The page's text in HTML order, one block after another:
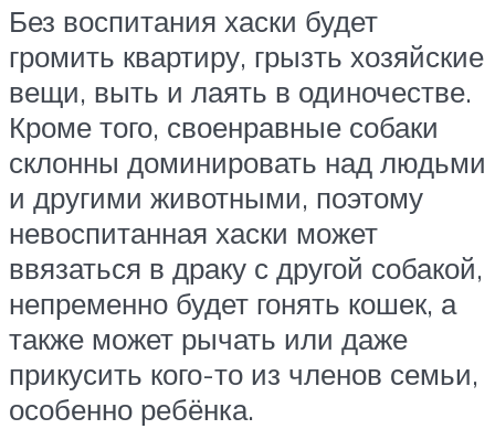
Без воспитания хаски будет
громить квартиру, грызть хозяйские
вещи, выть и лаять в одиночестве.
Кроме того, своенравные собаки
склонны доминировать над людьми
и другими животными, поэтому
невоспитанная хаски может
ввязаться в драку с другой собакой,
непременно будет гонять кошек, а
также может рычать или даже
прикусить кого-то из членов семьи,
особенно ребёнка.